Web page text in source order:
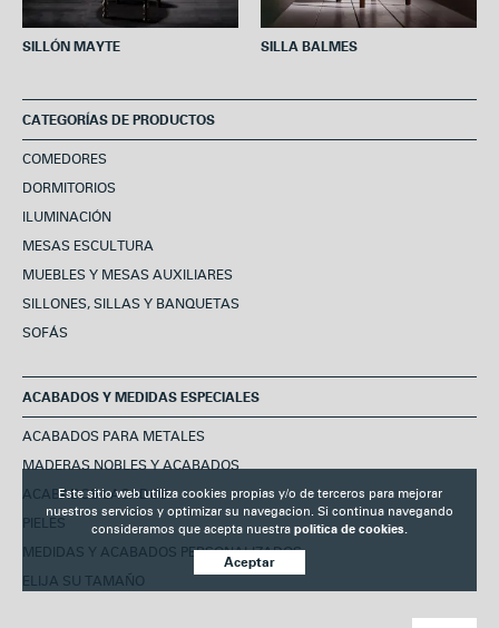
SILLÓN MAYTE SILLA BALMES
CATEGORÍAS DE PRODUCTOS
COMEDORES
DORMITORIOS
ILUMINACIÓN
MESAS ESCULTURA
MUEBLES Y MESAS AUXILIARES
SILLONES, SILLAS Y BANQUETAS
SOFÁS
ACABADOS Y MEDIDAS ESPECIALES
ACABADOS PARA METALES
MADERAS NOBLES Y ACABADOS
ACABADOS LACADOS
PIELES
MEDIDAS Y ACABADOS PERSONALIZADOS
ELIJA SU TAMAÑO
Este sitio web utiliza cookies propias y/o de terceros para mejorar
nuestros servicios y optimizar su navegacion. Si continua navegando
consideramos que acepta nuestra politica de cookies.
Aceptar